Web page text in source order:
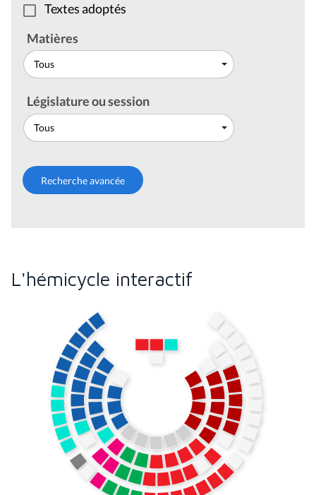
Textes adoptés
Matières
Législature ou session
L'hémicycle interactif